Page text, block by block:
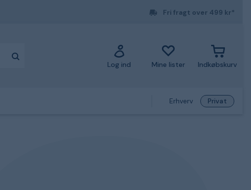
Fri fragt over 499 kr*
Log ind Mine lister Indkøbskurv
Erhverv Privat